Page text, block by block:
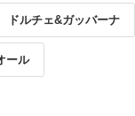
ドルチェ&ガッバーナ
ール